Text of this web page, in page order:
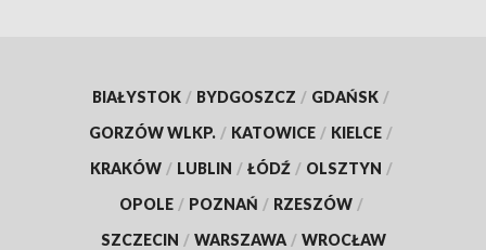
BIAŁYSTOK / BYDGOSZCZ / GDAŃSK /
GORZÓW WLKP. / KATOWICE / KIELCE /
KRAKÓW / LUBLIN / ŁÓDŹ / OLSZTYN /
OPOLE / POZNAŃ / RZESZÓW /
SZCZECIN / WARSZAWA / WROCŁAW